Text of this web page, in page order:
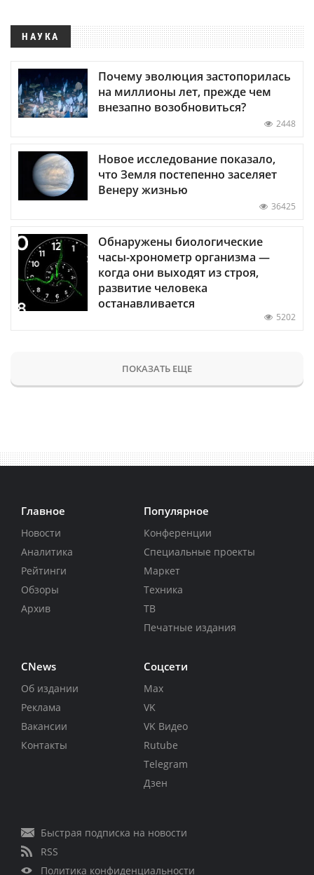
НАУКА
Почему эволюция застопорилась
на миллионы лет, прежде чем
внезапно возобновиться?
2448
Новое исследование показало,
что Земля постепенно заселяет
Венеру жизнью
36425
Обнаружены биологические
часы-хронометр организма —
когда они выходят из строя,
развитие человека
останавливается
5202
ПОКАЗАТЬ ЕЩЕ
Главное
Новости
Аналитика
Рейтинги
Обзоры
Архив
Популярное
Конференции
Специальные проекты
Маркет
Техника
ТВ
Печатные издания
CNews
Об издании
Реклама
Вакансии
Контакты
Соцсети
Max
VK
VK Видео
Rutube
Telegram
Дзен
Быстрая подписка на новости
RSS
Политика конфиденциальности